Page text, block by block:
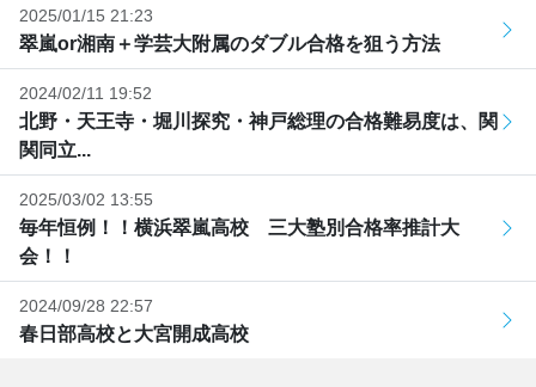
2025/01/15 21:23
翠嵐or湘南＋学芸大附属のダブル合格を狙う方法
2024/02/11 19:52
北野・天王寺・堀川探究・神戸総理の合格難易度は、関
関同立...
2025/03/02 13:55
毎年恒例！！横浜翠嵐高校 三大塾別合格率推計大
会！！
2024/09/28 22:57
春日部高校と大宮開成高校